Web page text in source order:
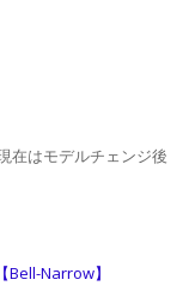
在はモデルチェンジ後
Bell-Narrow】